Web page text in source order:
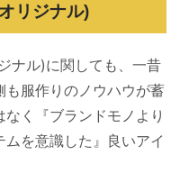
リジナル)
ナル)に関しても、一昔
服作りのノウハウが蓄
く『ブランドモノより
を意識した』良いアイ